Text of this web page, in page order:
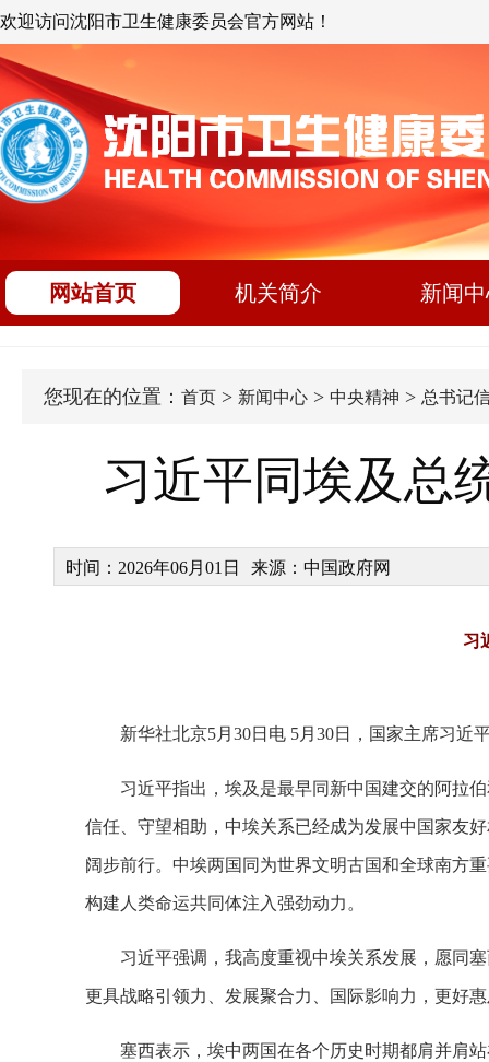
欢迎访问沈阳市卫生健康委员会官方网站！
网站首页 机关简介 新闻
您现在的位置： 首页 > 新闻中心 > 中央精神 > 总书记
习近平同埃及总
时间：2026年06月01日 来源：中国政府网
习
新华社北京5月30日电 5月30日，国家主席习近
习近平指出，埃及是最早同新中国建交的阿拉
信任、守望相助，中埃关系已经成为发展中国家友
阔步前行。中埃两国同为世界文明古国和全球南方
构建人类命运共同体注入强劲动力。
习近平强调，我高度重视中埃关系发展，愿同
更具战略引领力、发展聚合力、国际影响力，更好
塞西表示，埃中两国在各个历史时期都肩并肩